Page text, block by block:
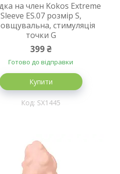
на член Kokos Extreme
Sleeve ES.07 розмір S,
стимуляція
точки G
399 ₴
Готово до відправки
Купити
SX1445